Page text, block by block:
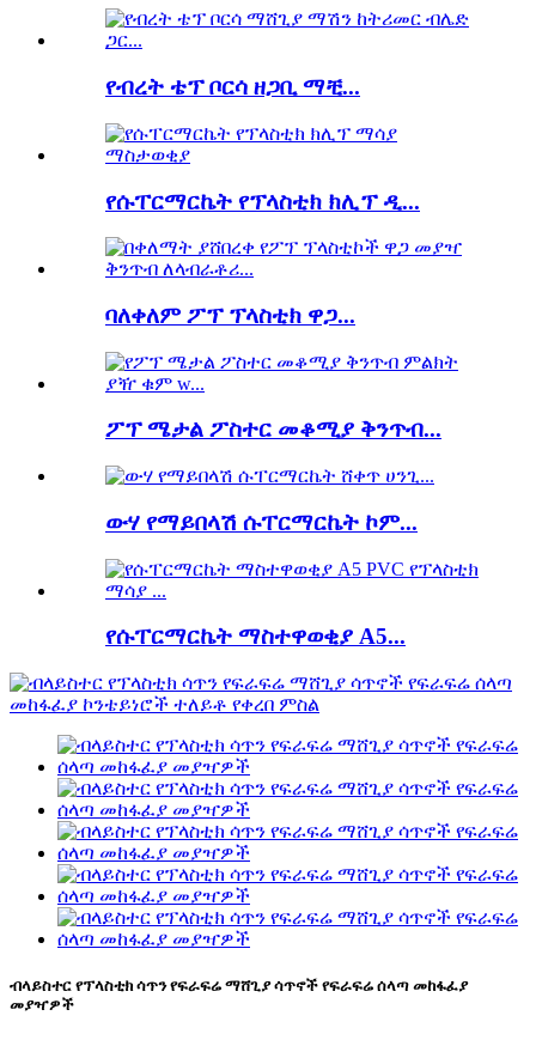
የብረት ቴፕ ቦርሳ ዘጋቢ ማቺ...
የሱፐርማርኬት የፕላስቲክ ክሊፕ ዲ...
ባለቀለም ፖፕ ፕላስቲክ ዋጋ...
ፖፕ ሜታል ፖስተር መቆሚያ ቅንጥብ...
ውሃ የማይበላሽ ሱፐርማርኬት ኮም...
የሱፐርማርኬት ማስተዋወቂያ A5...
ብላይስተር የፕላስቲክ ሳጥን የፍራፍሬ ማሸጊያ ሳጥኖች የፍራፍሬ ሰላጣ መከፋፈያ
መያዣዎች